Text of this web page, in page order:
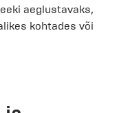
aeglustavaks,
kohtades või